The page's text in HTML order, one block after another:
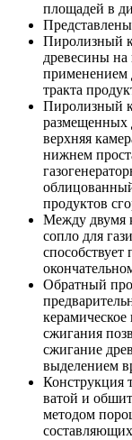
площадей в
Пиролизный
древесины
применением
тракта
Пиролизный
размещенных
верхняя
нижнем
продуктов
Между двумя
сопло для
Обратный
керамическое
сжигания
сжигание
выделением
Конструкция
ватой и
методом